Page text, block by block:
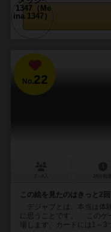
No.22
この絵を見たのはきっと2
デジャブとは、本当は体
に思うことです。 このゲ
場します。カードには1～3